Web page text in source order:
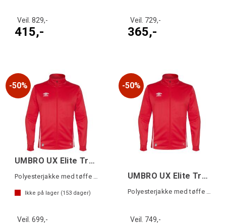
Veil. 829,-
415,-
Veil. 729,-
365,-
50%
UMBRO UX Elite Track Jacket j Rød 140
Polyesterjakke med tøffe detaljer
Ikke på lager (153 dager)
Veil. 699,-
50%
UMBRO UX Elite Track Jacket Rød M
Polyesterjakke med tøffe detaljer
Veil. 749,-